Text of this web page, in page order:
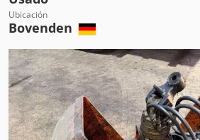
Ubicación
Bovenden